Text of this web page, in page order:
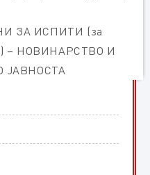
ЗА ИСПИТИ (за
– НОВИНАРСТВО И
ЈАВНОСТА